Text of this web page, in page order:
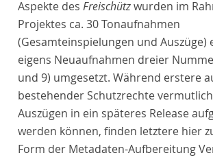
Aspekte des Freischützwurden im
Projektes ca. 30 Tonaufnahmen
(Gesamteinspielungen und Auszüge)
eigens Neuaufnahmen dreier
und 9) umgesetzt. Während erstere
bestehender Schutzrechte
Auszügen in ein späteres Release
werden können, finden letztere hier
Form der Metadaten-Aufbereitung